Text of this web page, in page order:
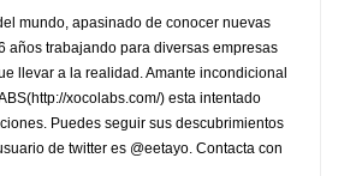
mundo, apasinado de conocer nuevas
años trabajando para diversas empresas
llevar a la realidad. Amante incondicional
xocolabs.com/) esta intentado
Puedes seguir sus descubrimientos
de twitter es @eetayo. Contacta con